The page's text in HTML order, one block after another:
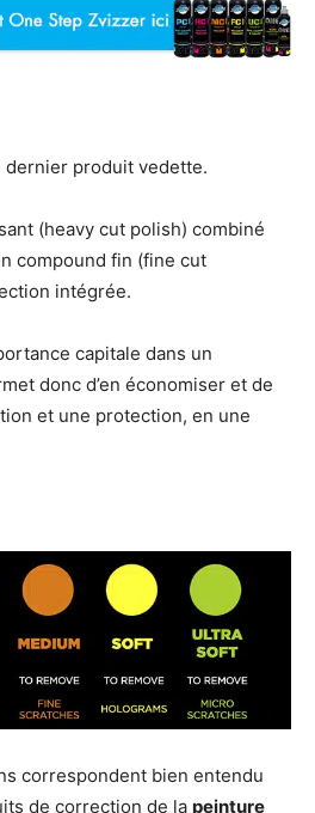
dernier produit vedette.
(heavy cut polish) combiné
compound fin (fine cut
intégrée.
capitale dans un
donc d’en économiser et de
et une protection, en une
correspondent bien entendu
de correction de la peinture